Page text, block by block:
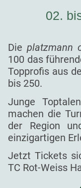
02.
Dieplatzmann
100 das
Topprofis aus
bis 250.
Junge
machen die
der Region
einzigartigen
Jetzt Tickets
TC Rot-Weiss